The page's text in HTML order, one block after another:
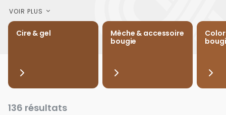
VOIR PLUS
Cire & gel
Mèche & accessoire
bougie
136 résultats